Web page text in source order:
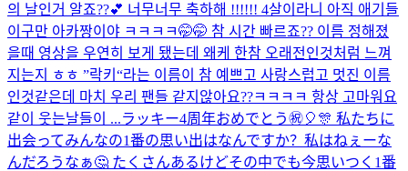
의 날인거 알죠??💕 너무너무 축하해 !!!!!! 4살이라니 아직 애기들
이구만 아카짱이야 ㅋㅋㅋㅋ🤭🤭 참 시간 빠르죠?? 이름 정해졌
을때 영상을 우연히 보게 됐는데 왜케 한참 오래전인것처럼 느껴
지는지 ㅎㅎ ”락키“라는 이름이 참 예쁘고 사랑스럽고 멋진 이름
인것같은데 마치 우리 팬들 같지않아요??ㅋㅋㅋㅋ 항상 고마워요
같이 웃는날들이 ...ラッキー4周年おめでとう㊗️🎈🎊 私たちに
出会ってみんなの1番の思い出はなんですか？私はねぇーな
んだろうなぁ🤔 たくさんあるけどその中でも今思いつく1番